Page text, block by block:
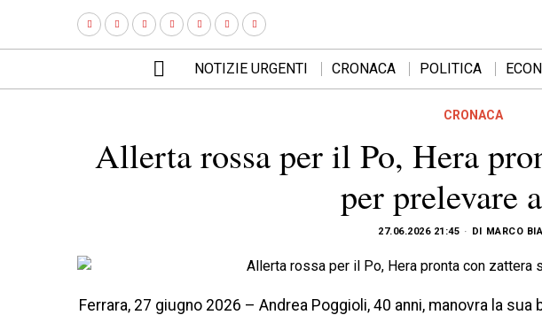
NOTIZIE URGENTI CRONACA POLITICA
CRONACA
Allerta rossa per il Po, Hera
per prelevare
27.06.2026 21:45 DI MARCO
Ferrara, 27 giugno 2026 – Andrea Poggioli, 40 anni, manovra la